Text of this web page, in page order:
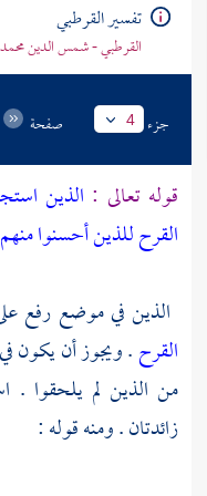
تفسير القرطبي
القرطبي - شمس الدين
جزء 4 صفحة
قوله تعالى : الذين
القرح للذين أحسنوا
الذين في موضع رفع
القرح. ويجوز أن يكون
من الذين لم يلحقوا .
زائدتان . ومنه قوله :